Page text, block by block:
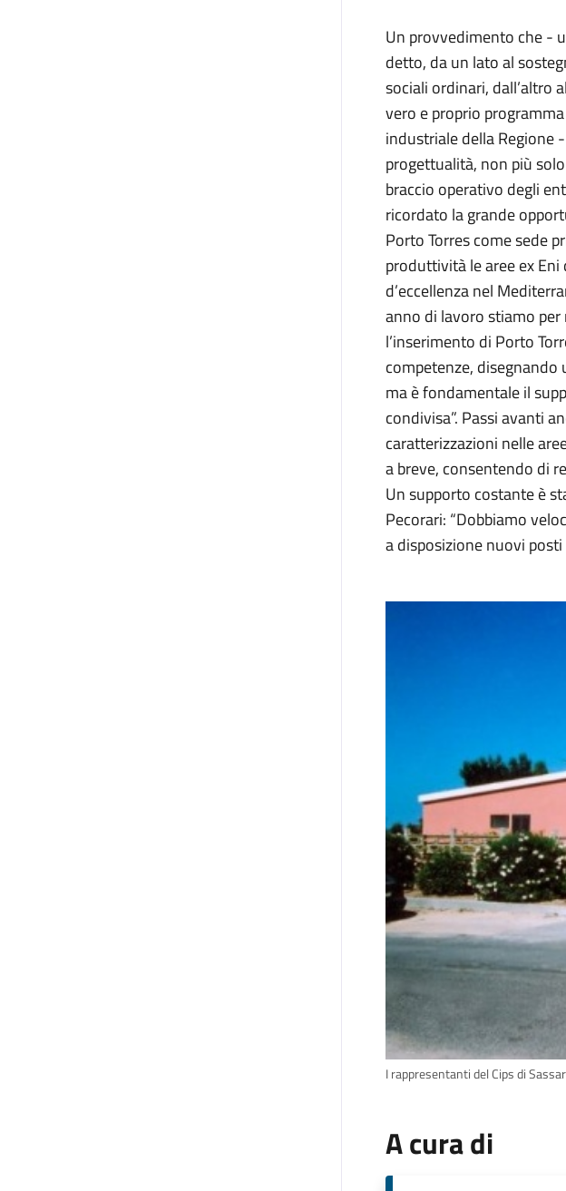
Un provvedimento che -
detto, da un lato al
sociali ordinari, dall’altro
vero e proprio
industriale della Regione
progettualità, non più
braccio operativo degli
ricordato la grande
Porto Torres come sede
produttività le aree ex
d’eccellenza nel
anno di lavoro stiamo
l’inserimento di Porto
competenze,
ma è fondamentale il
condivisa”. Passi avanti
caratterizzazioni nelle
a breve, consentendo di
Un supporto costante è
Pecorari: “Dobbiamo
a disposizione nuovi
I rappresentanti del Cips di
A cura di